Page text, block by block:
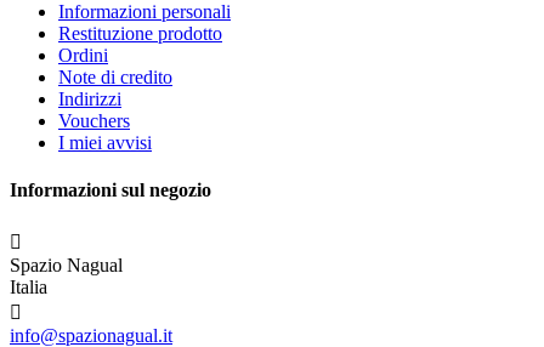
Informazioni personali
Restituzione prodotto
Ordini
Note di credito
Indirizzi
Vouchers
I miei avvisi
Informazioni sul negozio

Spazio Nagual
Italia

info@spazionagual.it